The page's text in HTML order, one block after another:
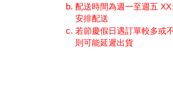
配送時間為週一至週五
安排配送
若節慶假日遇訂單較多或
則可能延遲出貨